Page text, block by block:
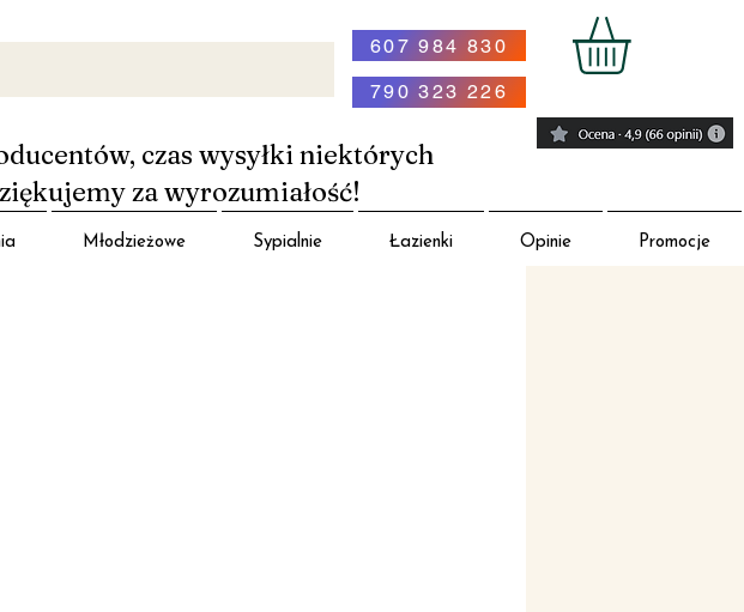
607 984 830
790 323 226
czas wysyłki niektórych
za wyrozumiałość!
Młodzieżowe Sypialnie Łazienki Opinie Promocje